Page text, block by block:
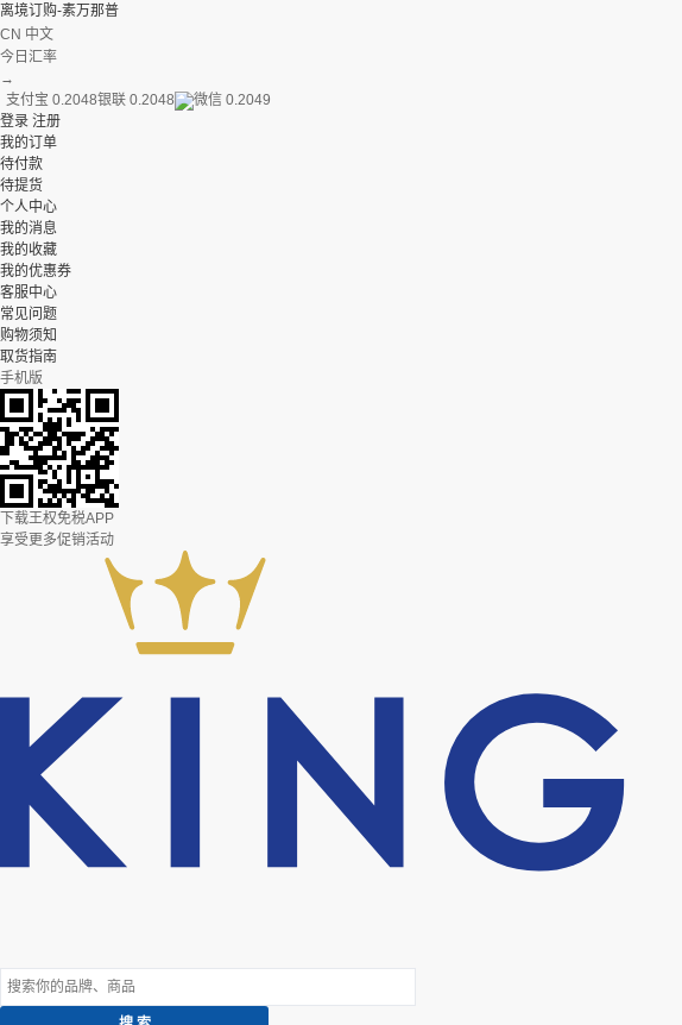
离境订购-素万那普
CN 中文
今日汇率
→
支付宝 0.2048银联 0.2048
微信 0.2049
登录 注册
我的订单
待付款
待提货
个人中心
我的消息
我的收藏
我的优惠券
客服中心
常见问题
购物须知
取货指南
手机版
下载王权免税APP
享受更多促销活动